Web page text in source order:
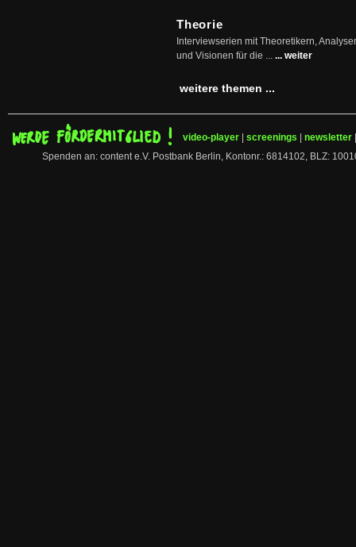
Theorie
Interviewserien mit Theoretikern,
und Visionen für die ... ... weiter
weitere themen ...
video-player screenings newsletter
Spenden an: content e.V. Postbank Berlin, Kontonr.: 6814102, BLZ: